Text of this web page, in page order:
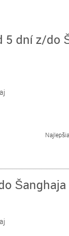
5 dní z/do
Šanghaja